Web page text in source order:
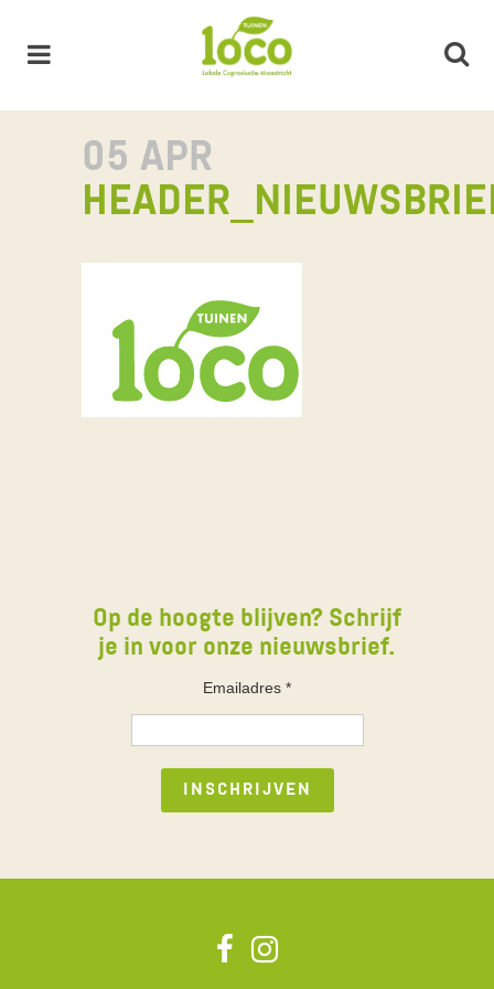
05 APR
Op de hoogte blijven? Schrijf
je in voor onze nieuwsbrief.
Emailadres *